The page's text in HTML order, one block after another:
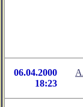
06.04.2000
18:23